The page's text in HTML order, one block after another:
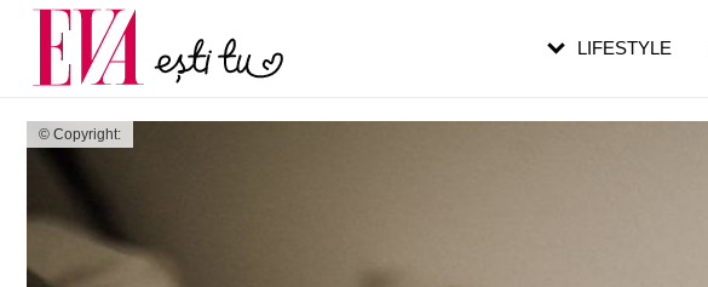
© Copyright:
LIFESTYLE
Carieră
Actualitate
pe măsură ce înaintezi în vârstă